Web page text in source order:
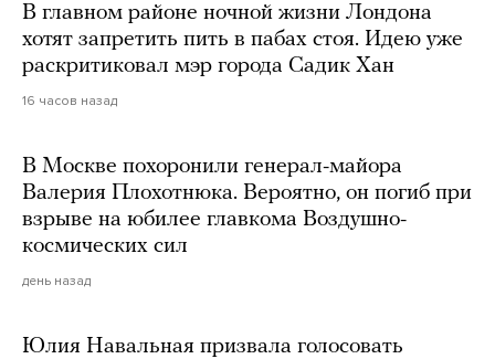
В главном районе ночной жизни Лондона
хотят запретить пить в пабах стоя. Идею уже
раскритиковал мэр города Садик Хан
16 часов назад
В Москве похоронили генерал-майора
Валерия Плохотнюка. Вероятно, он погиб при
взрыве на юбилее главкома Воздушно-
космических сил
день назад
Юлия Навальная призвала голосовать